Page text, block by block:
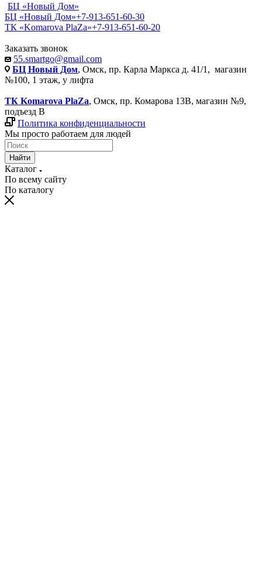
БЦ «Новый Дом»
БЦ «Новый Дом»+7-913-651-60-30
ТК «Komarova PlaZa»+7-913-651-60-20
Заказать звонок
55.smartgo@gmail.com
БЦ Новый Дом, Омск, пр. Карла Маркса д. 41/1, магазин
№100, 1 этаж, у лифта
ТК Komarova PlaZa, Омск, пр. Комарова 13В, магазин №9,
подъезд В
Политика конфиденциальности
Мы просто работаем для людей
Найти
Каталог
По всему сайту
По каталогу